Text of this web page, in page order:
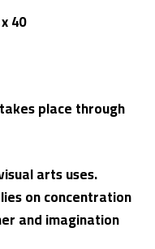
40
place through
arts uses
on concentration
and imagination